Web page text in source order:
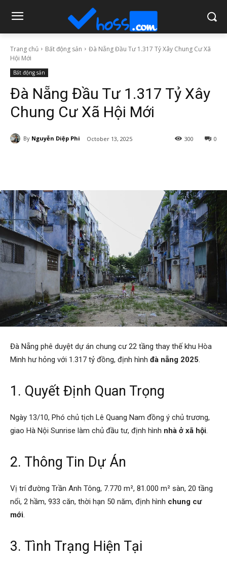
Trang chủ Bất động sản
Đà Nẵng Đầu Tư 1.317 Tỷ Xây Chung Cư Xã
Hội Mới
Bất động sản
Đà Nẵng Đầu Tư 1.317 Tỷ Xây
Chung Cư Xã Hội Mới
By Nguyễn Diệp Phi October 13, 2025 0
300
Đà Nẵng phê duyệt dự án chung cư 22 tầng thay thế khu Hòa
Minh hư hỏng với 1.317 tỷ đồng, định hình đà nẵng 2025.
1. Quyết Định Quan Trọng
Ngày 13/10, Phó chủ tịch Lê Quang Nam đồng ý chủ trương,
giao Hà Nội Sunrise làm chủ đầu tư, định hình nhà ở xã hội.
2. Thông Tin Dự Án
Vị trí đường Trần Anh Tông, 7.770 m², 81.000 m² sàn, 20 tầng
nổi, 2 hầm, 933 căn, thời hạn 50 năm, định hình chung cư
mới.
3. Tình Trạng Hiện Tại